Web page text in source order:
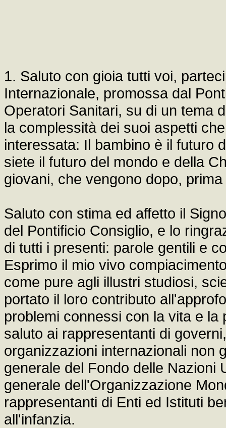
1. Saluto con gioia tutti voi,
Internazionale, promossa dal
Operatori Sanitari, su di un tema
la complessità dei suoi aspetti
interessata: Il bambino è il futuro
siete il futuro del mondo e della
giovani, che vengono dopo,
Saluto con stima ed affetto il
del Pontificio Consiglio, e lo
di tutti i presenti: parole gentili e
Esprimo il mio vivo
come pure agli illustri studiosi,
portato il loro contributo
problemi connessi con la vita e
saluto ai rappresentanti di
organizzazioni internazionali non
generale del Fondo delle Nazioni
generale dell'Organizzazione
rappresentanti di Enti ed Istituti
all'infanzia.